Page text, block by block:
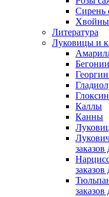
Сирень
Литература
Луковицы и
Бегонии
Каллы
Канны